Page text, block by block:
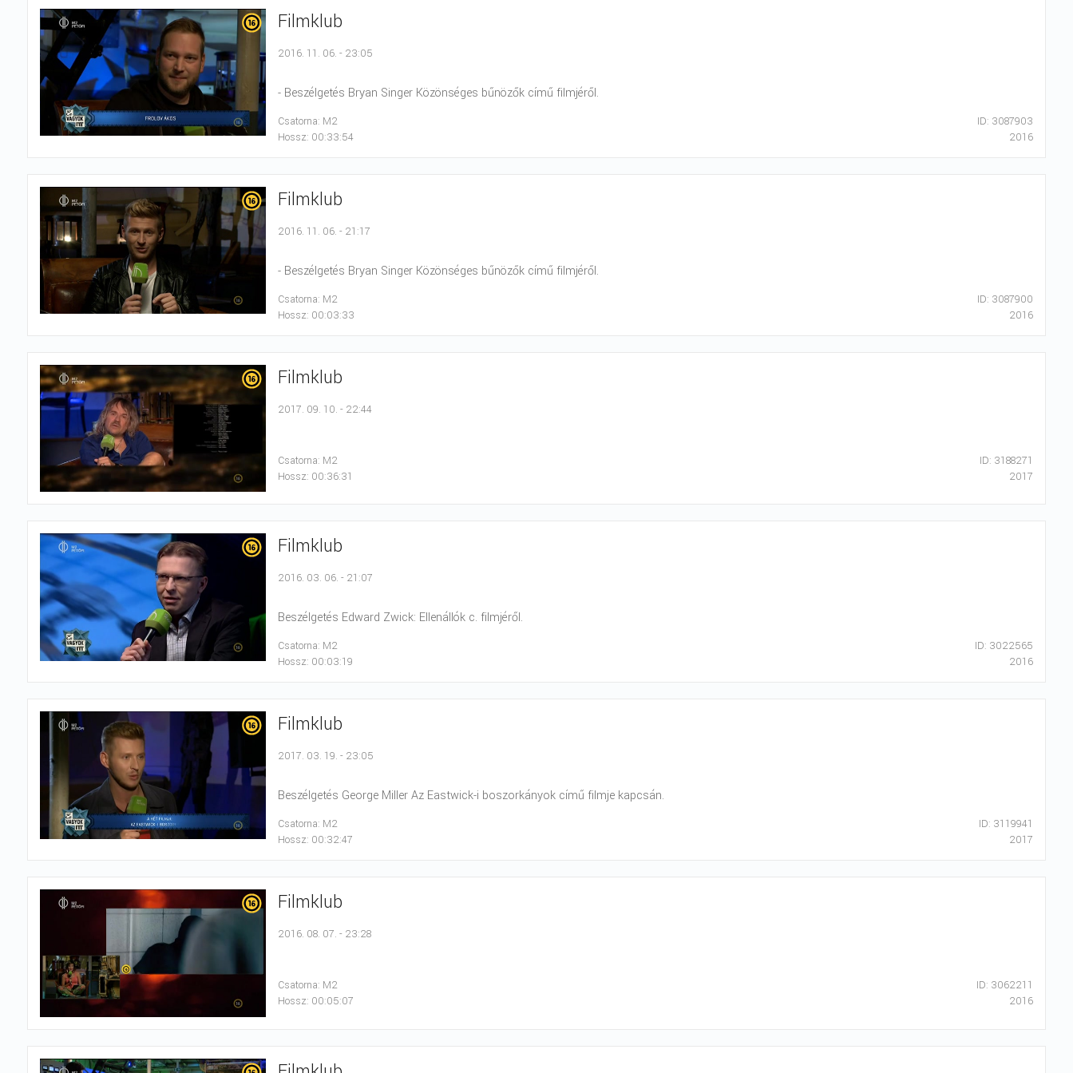
Filmklub
2016. 11. 06. - 23:05
- Beszélgetés Bryan Singer Közönséges bűnözők című filmjéről.
Csatorna: M2
Hossz: 00:33:54
ID: 3087903
2016
Filmklub
2016. 11. 06. - 21:17
- Beszélgetés Bryan Singer Közönséges bűnözők című filmjéről.
Csatorna: M2
Hossz: 00:03:33
ID: 3087900
2016
Filmklub
2017. 09. 10. - 22:44
Csatorna: M2
Hossz: 00:36:31
ID: 3188271
2017
Filmklub
2016. 03. 06. - 21:07
Beszélgetés Edward Zwick: Ellenállók c. filmjéről.
Csatorna: M2
Hossz: 00:03:19
ID: 3022565
2016
Filmklub
2017. 03. 19. - 23:05
Beszélgetés George Miller Az Eastwick-i boszorkányok című filmje kapcsán.
Csatorna: M2
Hossz: 00:32:47
ID: 3119941
2017
Filmklub
2016. 08. 07. - 23:28
Csatorna: M2
Hossz: 00:05:07
ID: 3062211
2016